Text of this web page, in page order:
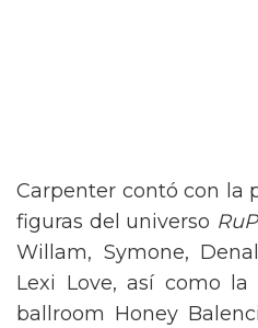
Carpenter contó con la
figuras del universo
Willam, Symone,
Lexi Love, así como la
ballroom Honey